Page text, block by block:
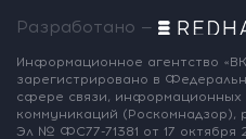
Разработано —
Информационное агентство
зарегистрировано в
сфере связи, информационных
коммуникаций (Роскомнадзор),
Эл № ФС77-71381 от 17 октября